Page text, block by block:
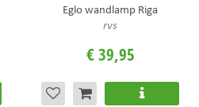
Eglo wandlamp Riga
rvs
€39,95